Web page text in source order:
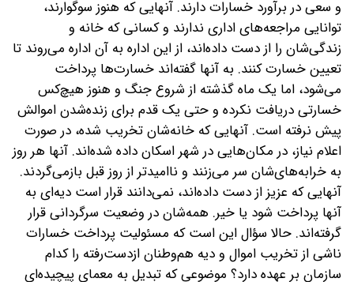
و سعی در برآورد خسارات دارند. آنهایی که هنوز سوگوارند،
توانایی مراجعه‌های اداری ندارند و کسانی که خانه و
زندگی‌شان را از دست داده‌اند، از این اداره به آن اداره می‌روند تا
تعیین خسارت کنند. به آنها گفته‌اند خسارت‌ها پرداخت
می‌شود، اما یک ماه گذشته از شروع جنگ و هنوز هیچ‌کس
خسارتی دریافت نکرده و حتی یک قدم برای زنده‌شدن اموالش
پیش نرفته است. آنهایی که خانه‌شان تخریب شده، در صورت
اعلام نیاز، در مکان‌هایی در شهر اسکان داده شده‌اند. آنها هر روز
به خرابه‌های‌شان سر می‌زنند و ناامیدتر از روز قبل باز‌می‌گردند.
آنهایی که عزیز از دست داده‌اند، نمی‌دانند قرار است دیه‌ای به
آنها پرداخت شود یا خیر. همه‌شان در وضعیت سرگردانی قرار
گرفته‌اند. حالا سؤال این است که مسئولیت پرداخت خسارات
ناشی از تخریب اموال و دیه هم‌وطنان از‌دست‌رفته را کدام
سازمان بر عهده دارد؟ موضوعی که تبدیل به معمای پیچیده‌ای